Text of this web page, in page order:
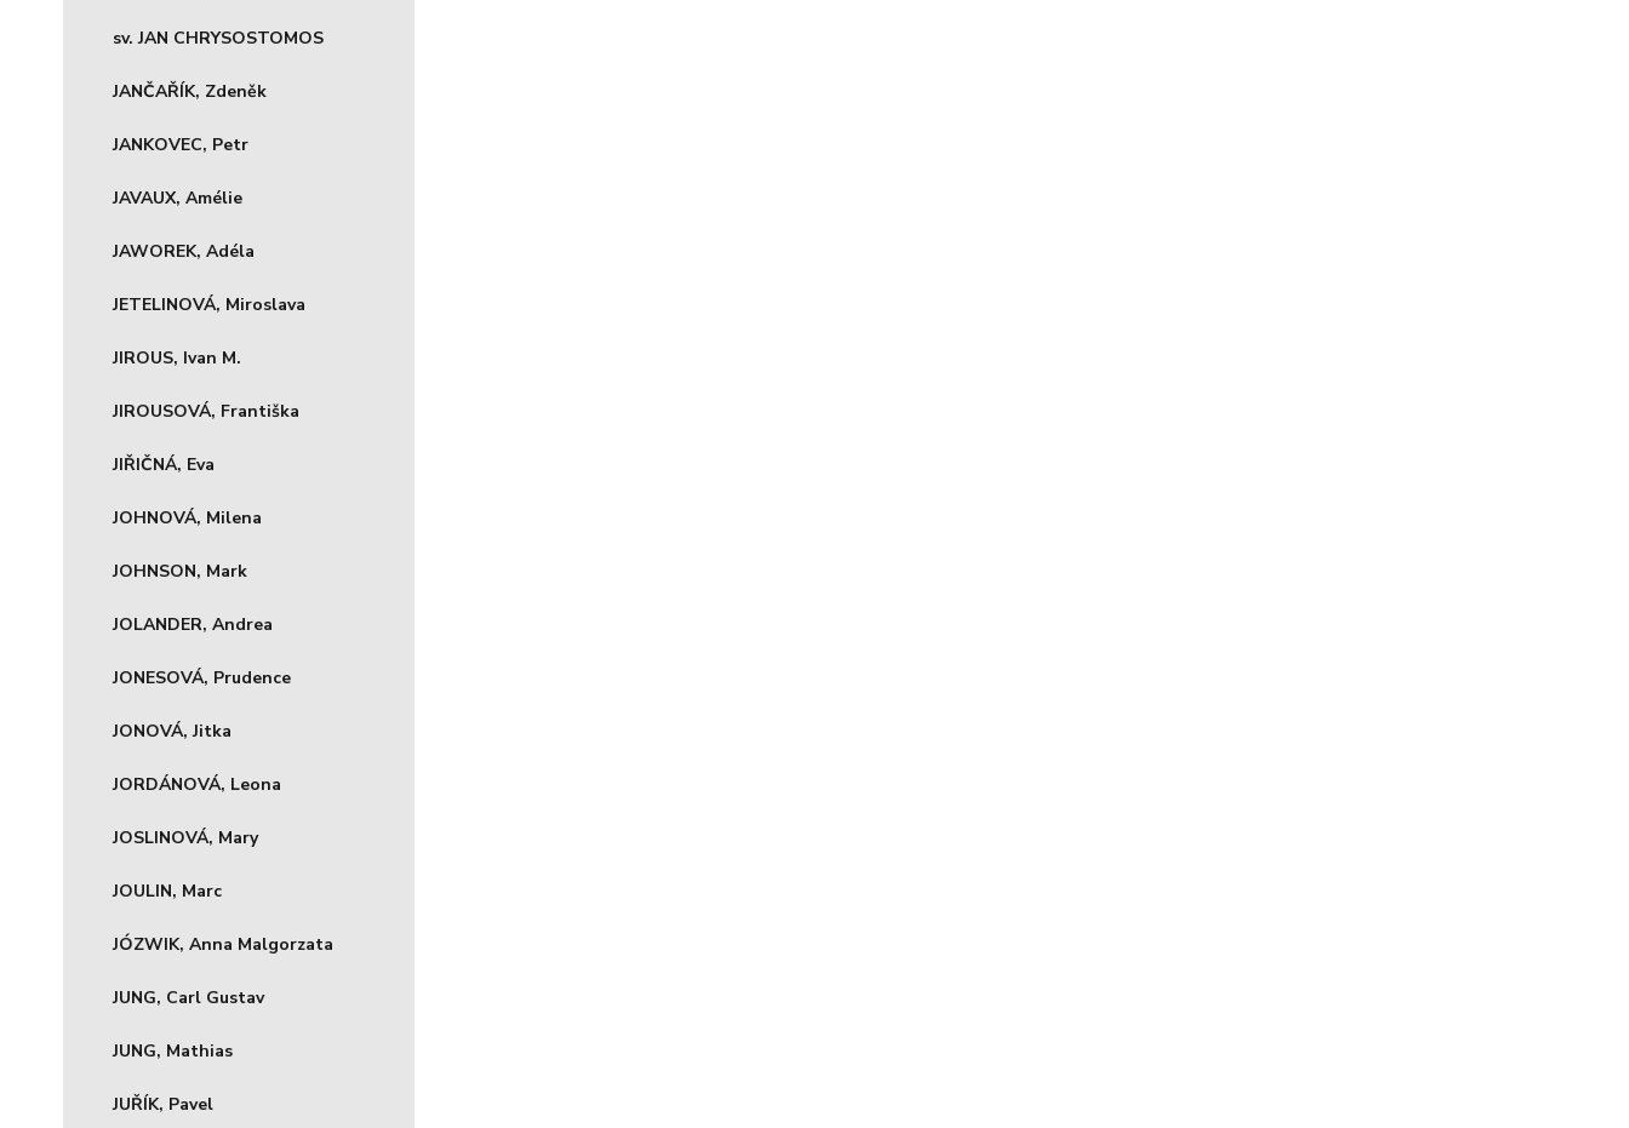
sv. JAN CHRYSOSTOMOS
JANČAŘÍK, Zdeněk
JANKOVEC, Petr
JAVAUX, Amélie
JAWOREK, Adéla
JETELINOVÁ, Miroslava
JIROUS, Ivan M.
JIROUSOVÁ, Františka
JIŘIČNÁ, Eva
JOHNOVÁ, Milena
JOHNSON, Mark
JOLANDER, Andrea
JONESOVÁ, Prudence
JONOVÁ, Jitka
JORDÁNOVÁ, Leona
JOSLINOVÁ, Mary
JOULIN, Marc
JÓZWIK, Anna Malgorzata
JUNG, Carl Gustav
JUNG, Mathias
JUŘÍK, Pavel